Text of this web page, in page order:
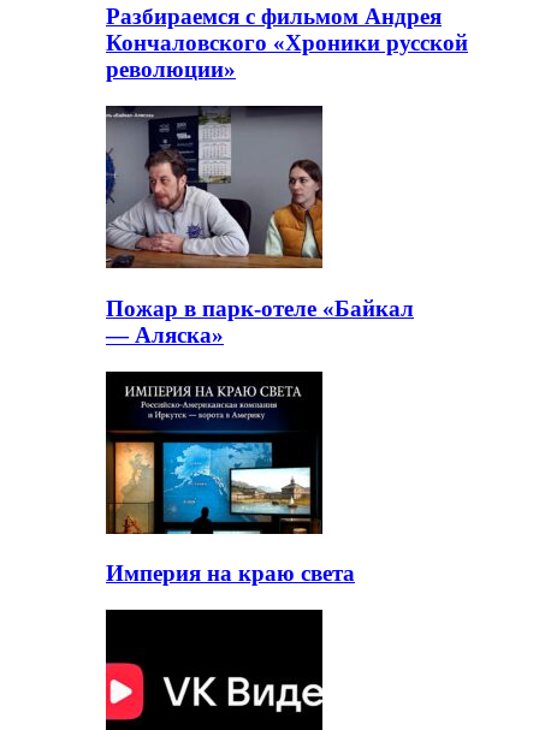
Разбираемся с фильмом Андрея
Кончаловского «Хроники русской
революции»
Пожар в парк-отеле «Байкал
— Аляска»
Империя на краю света